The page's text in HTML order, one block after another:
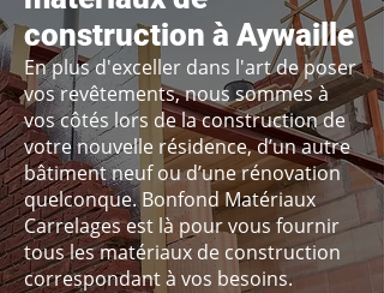
construction à Aywaille
En plus d'exceller dans l'art de poser
vos revêtements, nous sommes à
vos côtés lors de la construction de
votre nouvelle résidence, d’un autre
bâtiment neuf ou d’une rénovation
quelconque. Bonfond Matériaux
Carrelages est là pour vous fournir
tous les matériaux de construction
correspondant à vos besoins.